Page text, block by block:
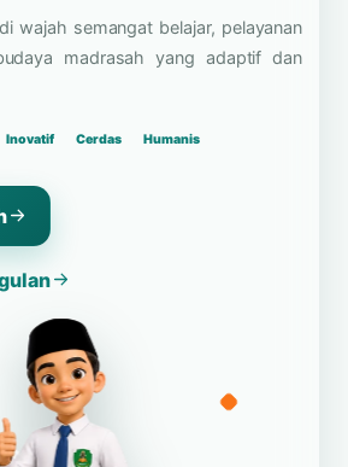
wajah semangat belajar, pelayanan
madrasah yang adaptif dan
Inovatif Cerdas Humanis